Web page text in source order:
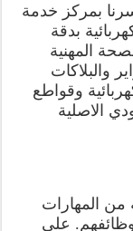
بمركز خدمة
بدقة
المهنية
والبلاكات
وقواطع
الاصلية
من المهارات
على